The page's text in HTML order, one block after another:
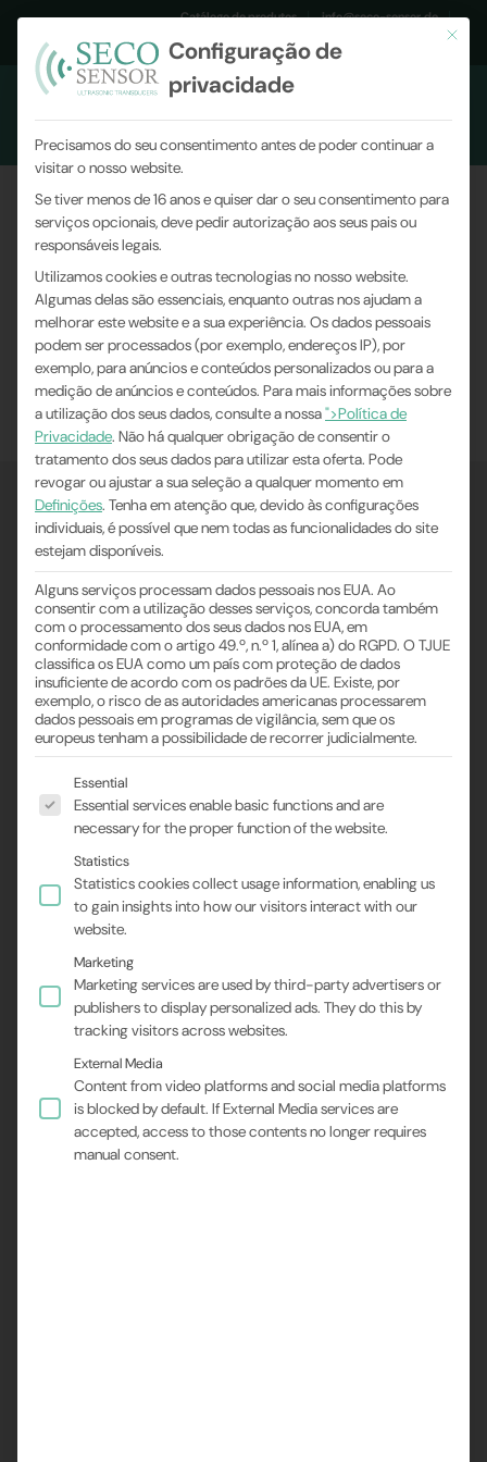
Catálogo de produtos info@seco-sensor.de
+49 (0)9561 869141
Nosso novo catálogo de
produtos
Você está aqui: Home | Novidades da empresa |
Nosso novo catálogo de produtos
Nosso novo catálogo
de produtos
Mais visão geral, mais
eficiência, mais opções
O mundo da tecnologia de sensores está se
desenvolvendo rapidamente e, com ele, os requisitos
de precisão, flexibilidade e facilidade de uso.
Como fornecedora líder de transdutores ultrassônicos
para soluções de sensores personalizados, a SECO
Sensor Consult está dando mais um passo em direção à
digitalização e à orientação ao cliente.
Com nosso catálogo de produtos recém-projetado,
oferecemos a você uma plataforma que não apenas
Este
Configuração de
privacidade
Precisamos do seu consentimento antes de poder continuar a
visitar o nosso website.
Se tiver menos de 16 anos e quiser dar o seu consentimento para
serviços opcionais, deve pedir autorização aos seus pais ou
responsáveis legais.
Utilizamos cookies e outras tecnologias no nosso website.
Algumas delas são essenciais, enquanto outras nos ajudam a
melhorar este website e a sua experiência. Os dados pessoais
podem ser processados (por exemplo, endereços IP), por
exemplo, para anúncios e conteúdos personalizados ou para a
medição de anúncios e conteúdos. Para mais informações sobre
a utilização dos seus dados, consulte a nossa">Política de
Privacidade. Não há qualquer obrigação de consentir o
tratamento dos seus dados para utilizar esta oferta. Pode
revogar ou ajustar a sua seleção a qualquer momento em
Definições. Tenha em atenção que, devido às configurações
individuais, é possível que nem todas as funcionalidades do site
estejam disponíveis.
Alguns serviços processam dados pessoais nos EUA. Ao
consentir com a utilização desses serviços, concorda também
com o processamento dos seus dados nos EUA, em
conformidade com o artigo 49.º, n.º 1, alínea a) do RGPD. O TJUE
classifica os EUA como um país com proteção de dados
insuficiente de acordo com os padrões da UE. Existe, por
exemplo, o risco de as autoridades americanas processarem
dados pessoais em programas de vigilância, sem que os
europeus tenham a possibilidade de recorrer judicialmente.
Segue-se uma lista dos grupos de serviços para
Essential
Essential services enable basic functions and are
necessary for the proper function of the website.
Statistics
Statistics cookies collect usage information, enabling us
to gain insights into how our visitors interact with our
website.
Marketing
Marketing services are used by third-party advertisers or
publishers to display personalized ads. They do this by
tracking visitors across websites.
External Media
Content from video platforms and social media platforms
is blocked by default. If External Media services are
accepted, access to those contents no longer requires
manual consent.